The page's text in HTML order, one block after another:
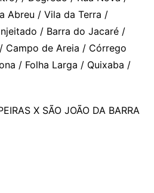
Abreu / Vila da Terra /
/ Barra do Jacaré /
Campo de Areia / Córrego
/ Folha Larga / Quixaba /
X SÃO JOÃO DA BARRA